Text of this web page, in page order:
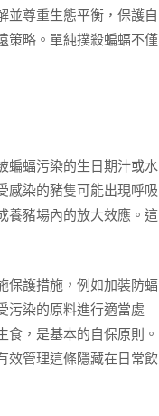
並尊重生態平衡，保護自
策略。單純撲殺蝙蝠不僅
蝙蝠污染的生日期汁或水
感染的豬隻可能出現呼吸
養豬場內的放大效應。這
保護措施，例如加裝防蝠
污染的原料進行適當處
，是基本的自保原則。
效管理這條隱藏在日常飲